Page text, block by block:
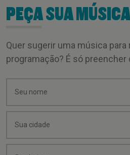
PEÇA SUA MÚSICA
Quer sugerir uma música para
programação? É só preencher